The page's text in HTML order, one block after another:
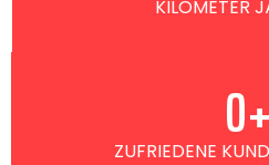
KILOMETER
ZUFRIEDENE 0+